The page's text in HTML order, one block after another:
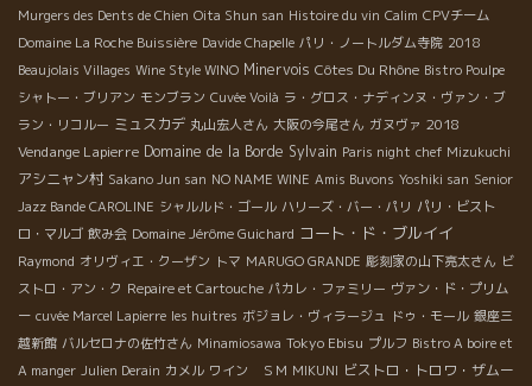
Murgers des Dents de Chien Oita Shun san Histoire du vin Calim CPVチーム
Domaine La Roche Buissière Davide Chapelle パリ・ノートルダム寺院 2018
Beaujolais Villages Wine Style WINO Minervois Côtes Du Rhône Bistro Poulpe
シャトー・ブリアン モンブラン Cuvée Voilà ラ・グロス・ナディンヌ・ヴァン・ブ
ラン・リコルー ミュスカデ 丸山宏人さん 大阪の今尾さん ガヌヴァ 2018
Vendange Lapierre Domaine de la Borde Sylvain Paris night chef Mizukuchi
アシニャン村 Sakano Jun san NO NAME WINE Amis Buvons Yoshiki san Senior
Jazz Bande CAROLINE シャルルド・ゴール ハリーズ・バー・パリ パリ・ビスト
ロ・マルゴ 飲み会 Domaine Jérôme Guichard コート・ド・ブルイイ
Raymond オリヴィエ・クーザン トマ MARUGO GRANDE 彫刻家の山下亮太さん ビ
ストロ・アン・ク Repaire et Cartouche パカレ・ファミリー ヴァン・ド・プリム
ー cuvée Marcel Lapierre les huitres ボジョレ・ヴィラージュ ドゥ・モール 銀座三
越新館 バルセロナの佐竹さん Minamiosawa Tokyo Ebisu プルフ Bistro A boire et
A manger Julien Derain カメル ワイン ＳＭ MIKUNI ビストロ・トロワ・ザムー